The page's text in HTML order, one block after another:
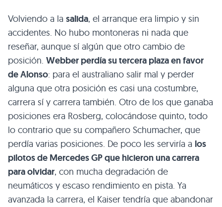
Volviendo a la salida, el arranque era limpio y sin
accidentes. No hubo montoneras ni nada que
reseñar, aunque sí algún que otro cambio de
posición. Webber perdía su tercera plaza en favor
de Alonso: para el australiano salir mal y perder
alguna que otra posición es casi una costumbre,
carrera sí y carrera también. Otro de los que ganaba
posiciones era Rosberg, colocándose quinto, todo
lo contrario que su compañero Schumacher, que
perdía varias posiciones. De poco les serviría a los
pilotos de Mercedes GP que hicieron una carrera
para olvidar, con mucha degradación de
neumáticos y escaso rendimiento en pista. Ya
avanzada la carrera, el Kaiser tendría que abandonar